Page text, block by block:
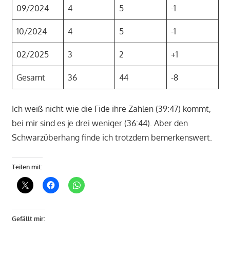
09/2024 4 5 -1
10/2024 4 5 -1
02/2025 3 2 +1
Gesamt 36 44 -8
Ich weiß nicht wie die Fide ihre Zahlen (39:47) kommt,
bei mir sind es je drei weniger (36:44). Aber den
Schwarzüberhang finde ich trotzdem bemerkenswert.
Teilen mit:
Gefällt mir: